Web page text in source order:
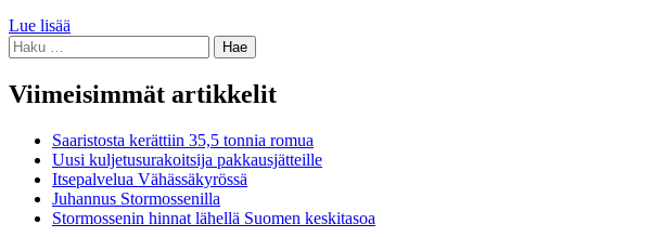
Lue lisää
Haku:
Viimeisimmät artikkelit
Saaristosta kerättiin 35,5 tonnia romua
Uusi kuljetusurakoitsija pakkausjätteille
Itsepalvelua Vähässäkyrössä
Juhannus Stormossenilla
Stormossenin hinnat lähellä Suomen keskitasoa